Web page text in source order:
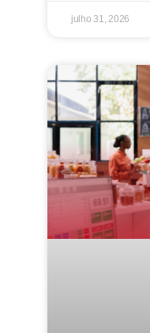
julho 31, 2026